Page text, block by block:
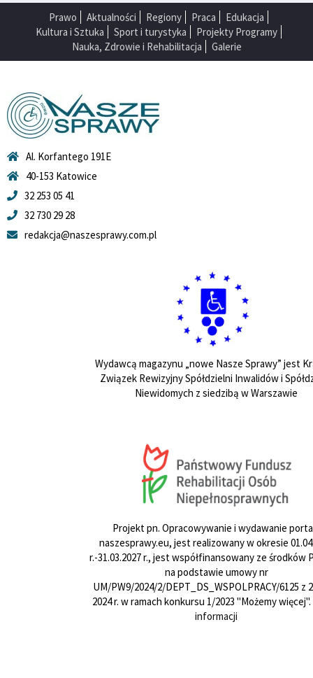
Prawo Aktualności Regiony Praca
Edukacja
Kultura i Sztuka
Sport i turystyka
Projekty Programy
Nauka, Zdrowie i Rehabilitacja
Galerie
Al. Korfantego 191E
40-153 Katowice
32 253 05 41
32 730 29 28
redakcja@naszesprawy.com.pl
Wydawcą magazynu „nowe Nasze Sprawy” jest
Związek Rewizyjny Spółdzielni Inwalidów i
Niewidomych z siedzibą w Warszawie
Projekt pn. Opracowywanie i wydawanie
naszesprawy.eu, jest realizowany w okresie
r.-31.03.2027 r., jest współfinansowany ze środków
na podstawie umowy nr
UM/PW9/2024/2/DEPT_DS_WSPOLPRACY/6125 z
2024 r. w ramach konkursu 1/2023 "Możemy więcej".
informacji